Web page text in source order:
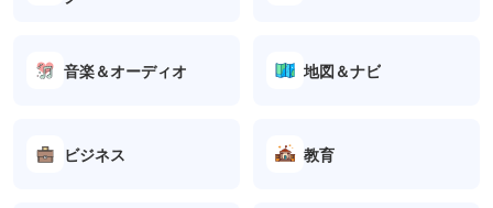
音楽＆オーディオ 地図＆ナビ
ビジネス 教育